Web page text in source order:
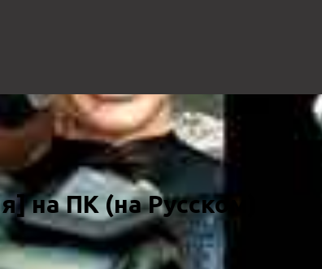
на ПК (на Русском)